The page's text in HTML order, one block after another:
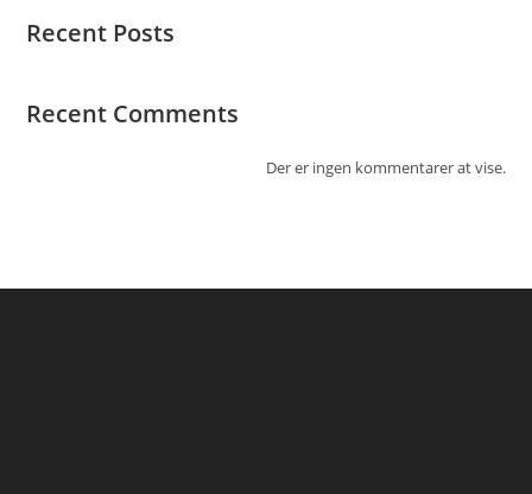
Recent Posts
Recent Comments
Der er ingen kommentarer at vise.